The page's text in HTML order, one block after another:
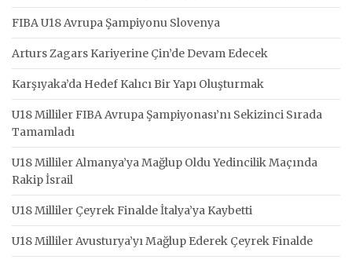
FIBA U18 Avrupa Şampiyonu Slovenya
Arturs Zagars Kariyerine Çin’de Devam Edecek
Karşıyaka’da Hedef Kalıcı Bir Yapı Oluşturmak
U18 Milliler FIBA Avrupa Şampiyonası’nı Sekizinci Sırada
Tamamladı
U18 Milliler Almanya’ya Mağlup Oldu Yedincilik Maçında
Rakip İsrail
U18 Milliler Çeyrek Finalde İtalya’ya Kaybetti
U18 Milliler Avusturya’yı Mağlup Ederek Çeyrek Finalde